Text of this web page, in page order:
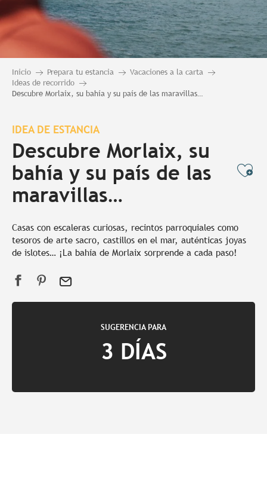
Inicio Prepara tu estancia
Vacaciones a la carta
Ideas de recorrido
Descubre Morlaix, su bahía y su país de las maravillas…
IDEA DE ESTANCIA
Descubre Morlaix, su
bahía y su país de las
maravillas…
Casas con escaleras curiosas, recintos parroquiales como
tesoros de arte sacro, castillos en el mar, auténticas joyas
de islotes… ¡La bahía de Morlaix sorprende a cada paso!
SUGERENCIA PARA
3 DÍAS